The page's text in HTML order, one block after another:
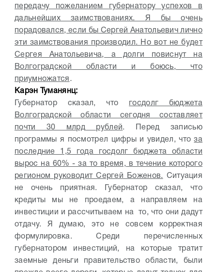
передачу пожеланием губернатору успехов в
дальнейших заимствованиях. Я бы очень
порадовался, если бы Сергей Анатольевич лично
эти заимствования производил. Но вот не будет
Сергея Анатольевича, а долги повиснут на
Волгоградской области и боюсь, что
приумножатся .
Карэн Туманянц:
Губернатор сказал, что
госдолг бюджета
Волгоградской области сегодня составляет
почти 30 млрд рублей . Перед записью
программы я посмотрел цифры и увидел, чтоза
последние 1,5 года госдолг бюджета области
вырос на 60% - за то время, в течение которого
регионом руководит Сергей Боженов.
Ситуация
не очень приятная. Губернатор сказал, что
кредиты мы не проедаем, а направляем на
инвестиции и рассчитываем на то, что они дадут
отдачу. Я думаю, это не совсем корректная
формулировка. Среди перечисленных
губернатором инвестиций, на которые тратит
заемные деньги правительство области, были